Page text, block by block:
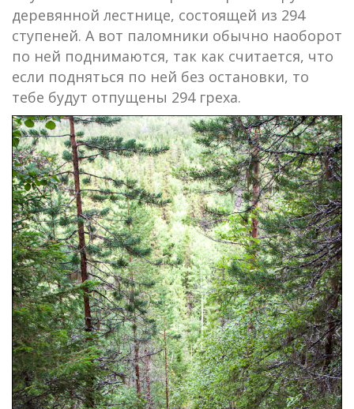
деревянной лестнице, состоящей из 294
ступеней. А вот паломники обычно наоборот
по ней поднимаются, так как считается, что
если подняться по ней без остановки, то
тебе будут отпущены 294 греха.